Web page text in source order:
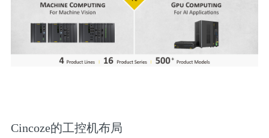
Cincoze的工控机布局